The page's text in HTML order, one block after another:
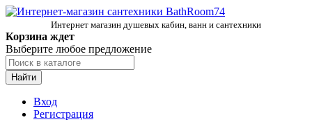
Интернет магазин душевых кабин, ванн и сантехники
Корзина ждет
Выберите любое предложение
Найти
Вход
Регистрация